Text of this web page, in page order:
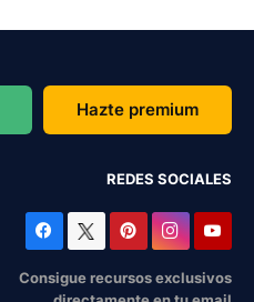
Hazte premium
REDES SOCIALES
Consigue recursos exclusivos